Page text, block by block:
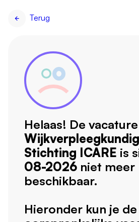
Terug
Helaas! De vacature
Stichting ICARE is
08-2026 niet meer
beschikbaar.
Hieronder kun je de